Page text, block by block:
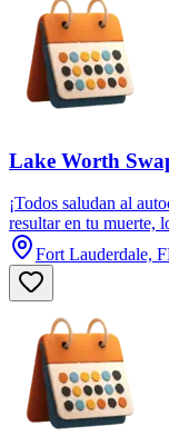
Lake Worth
¡Todos saludan al
resultar en tu muerte,
Fort Lauderdale,